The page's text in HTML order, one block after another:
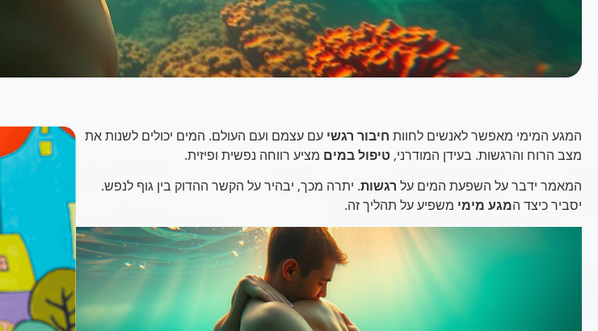
המגע המימי מאפשר לאנשים לחוות חיבור רגשי עם עצמם ועם העולם. המים יכולים לשנות את
מצב הרוח והרגשות. בעידן המודרני, טיפול במים מציע רווחה נפשית ופיזית.
המאמר ידבר על השפעת המים על רגשות. יתרה מכך, יבהיר על הקשר ההדוק בין גוף לנפש.
יסביר כיצד המגע מימי משפיע על תהליך זה.